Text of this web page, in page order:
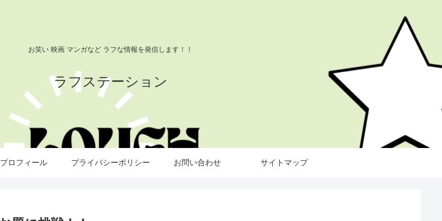
お笑い 映画 マンガなど ラフな情報を発信します！！
ラフステーション
プロフィール プライバシーポリシー お問い合わせ サイトマップ